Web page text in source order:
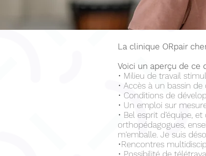
La clinique ORpair
Voici un aperçu de ce
• Milieu de travail
• Accès à un bassin
• Conditions de
• Un emploi sur
• Bel esprit d’équipe,
orthopédagogues,
m'emballe. Je suis
•Rencontres
• Possibilité de